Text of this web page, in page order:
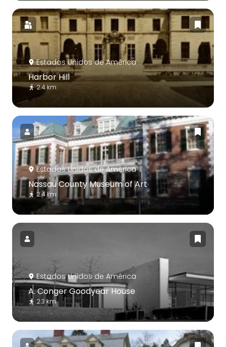
Estados Unidos de América
Harbor Hill
2.4 km
Estados Unidos de América
Nassau County Museum of Art
2.4 km
Estados Unidos de América
A. Conger Goodyear House
2.3 km